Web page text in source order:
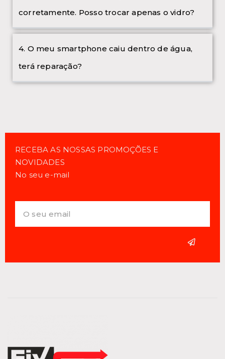
corretamente. Posso trocar apenas o vidro?
4. O meu smartphone caiu dentro de água,
terá reparação?
RECEBA AS NOSSAS PROMOÇÕES E
NOVIDADES
No seu e-mail